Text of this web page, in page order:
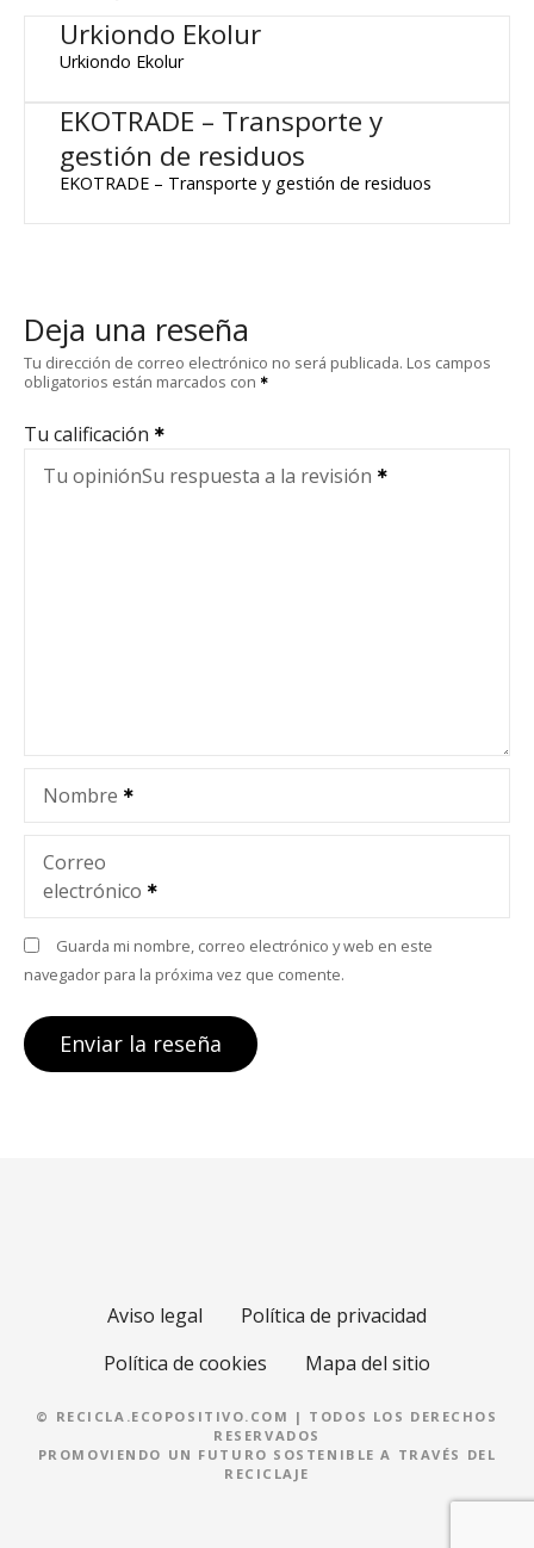
Urkiondo Ekolur
Urkiondo Ekolur
EKOTRADE – Transporte y
gestión de residuos
EKOTRADE – Transporte y gestión de residuos
Deja una reseña
Tu dirección de correo electrónico no será publicada. Los campos
obligatorios están marcados con
Tu calificación
Tu opiniónSu respuesta a la revisión
Nombre
Correo
electrónico
Guarda mi nombre, correo electrónico y web en este
navegador para la próxima vez que comente.
Aviso legal
Política de privacidad
Política de cookies
Mapa del sitio
© RECICLA.ECOPOSITIVO.COM | TODOS LOS DERECHOS
RESERVADOS
PROMOVIENDO UN FUTURO SOSTENIBLE A TRAVÉS DEL
RECICLAJE